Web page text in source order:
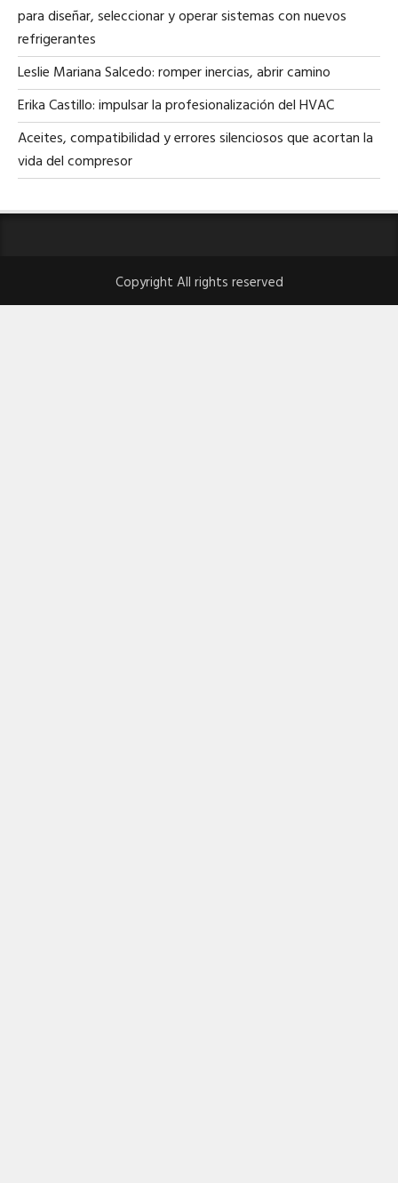
para diseñar, seleccionar y operar sistemas con nuevos
refrigerantes
Leslie Mariana Salcedo: romper inercias, abrir camino
Erika Castillo: impulsar la profesionalización del HVAC
Aceites, compatibilidad y errores silenciosos que acortan la
vida del compresor
Copyright All rights reserved